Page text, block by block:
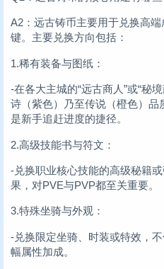
A2：远古铸币主要用于兑换高
键。主要兑换方向包括：
1.稀有装备与图纸：
-在各大主城的“远古商人”或“秘
诗（紫色）乃至传说（橙色）
是新手追赶进度的捷径。
2.高级技能书与符文：
-兑换职业核心技能的高级秘籍
果，对PVE与PVP都至关重要。
3.特殊坐骑与外观：
-兑换限定坐骑、时装或特效，
幅属性加成。